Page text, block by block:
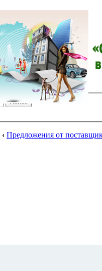
‹ Предложения от